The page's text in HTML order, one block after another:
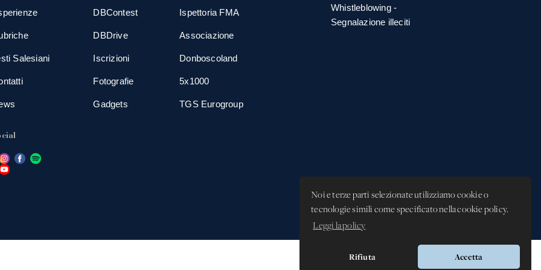
Noi e terze parti selezionate utilizziamo cookie o
tecnologie simili come specificato nella cookie policy.
Leggi la policy
Rifiuta Accetta
Salesiani
DBContest
DBDrive
Iscrizioni
Fotografie
Gadgets
Ispettoria FMA
Associazione
Donboscoland
5x1000
TGS Eurogroup
Whistleblowing -
Segnalazione illeciti